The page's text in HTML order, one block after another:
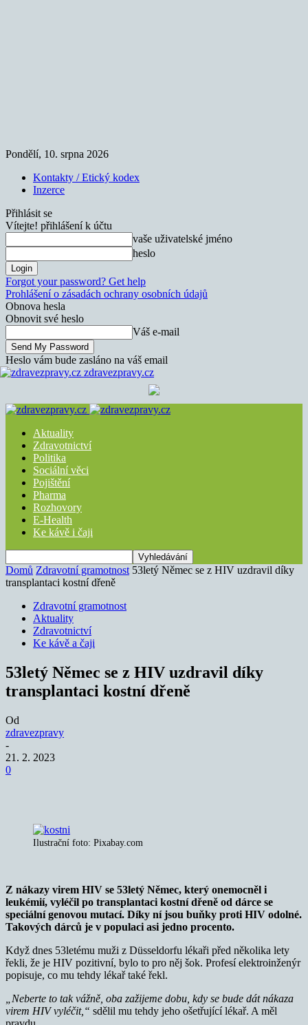
Pondělí, 10. srpna 2026
Kontakty / Etický kodex
Inzerce
Přihlásit se
Vítejte! přihlášení k účtu
vaše uživatelské jméno
heslo
Forgot your password? Get help
Prohlášení o zásadách ochrany osobních údajů
Obnova hesla
Obnovit své heslo
Váš e-mail
Heslo vám bude zasláno na váš email
zdravezpravy.cz
Aktuality
Zdravotnictví
Politika
Sociální věci
Pojištění
Pharma
Rozhovory
E-Health
Ke kávě i čaji
Domů Zdravotní gramotnost 53letý Němec se z HIV uzdravil díky
transplantaci kostní dřeně
Zdravotní gramotnost
Aktuality
Zdravotnictví
Ke kávě a čaji
53letý Němec se z HIV uzdravil díky
transplantaci kostní dřeně
Od
zdravezpravy
-
21. 2. 2023
0
Ilustrační foto: Pixabay.com
Z nákazy virem HIV se 53letý Němec, který onemocněl i
leukémií, vyléčil po transplantaci kostní dřeně od dárce se
speciální genovou mutací. Díky ní jsou buňky proti HIV odolné.
Takových dárců je v populaci asi jedno procento.
Když dnes 53letému muži z Düsseldorfu lékaři před několika lety
řekli, že je HIV pozitivní, bylo to pro něj šok. Profesí elektroinženýr
popisuje, co mu tehdy lékař také řekl.
„Neberte to tak vážně, oba zažijeme dobu, kdy se bude dát nákaza
virem HIV vyléčit,“ sdělil mu tehdy jeho ošetřující lékař. A měl